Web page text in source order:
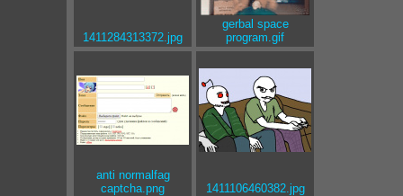
1411284313372.jpg
gerbal space
program.gif
anti normalfag
captcha.png
1411106460382.jpg